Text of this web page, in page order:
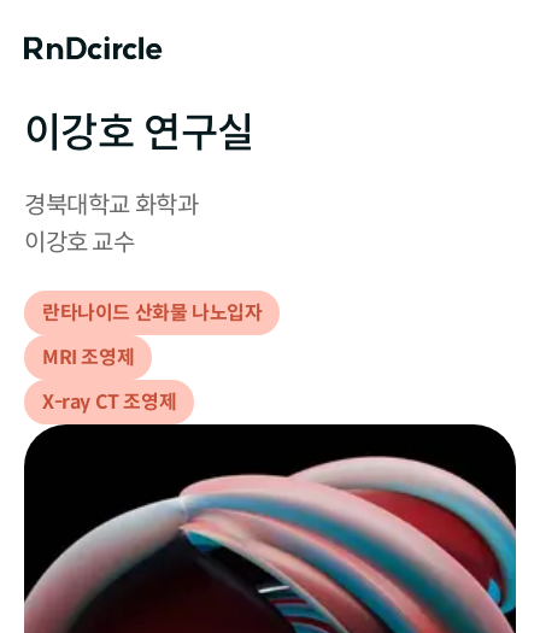
이강호 연구실
경북대학교 화학과
이강호 교수
란타나이드 산화물 나노입자
MRI 조영제
X-ray CT 조영제